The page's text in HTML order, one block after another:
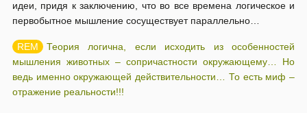
идеи, придя к заключению, что во все времена логическое и
первобытное мышление сосуществует параллельно…
Теория логична, если исходить из особенностей
мышления животных – сопричастности окружающему… Но
ведь именно окружающей действительности… То есть миф –
отражение реальности!!!